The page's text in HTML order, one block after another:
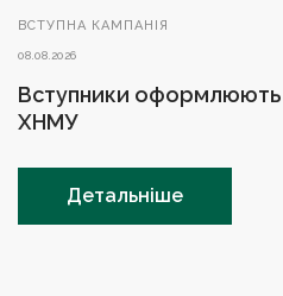
ВСТУПНА КАМПАНІЯ
08.08.2026
Вступники
ХНМУ
Детальніше